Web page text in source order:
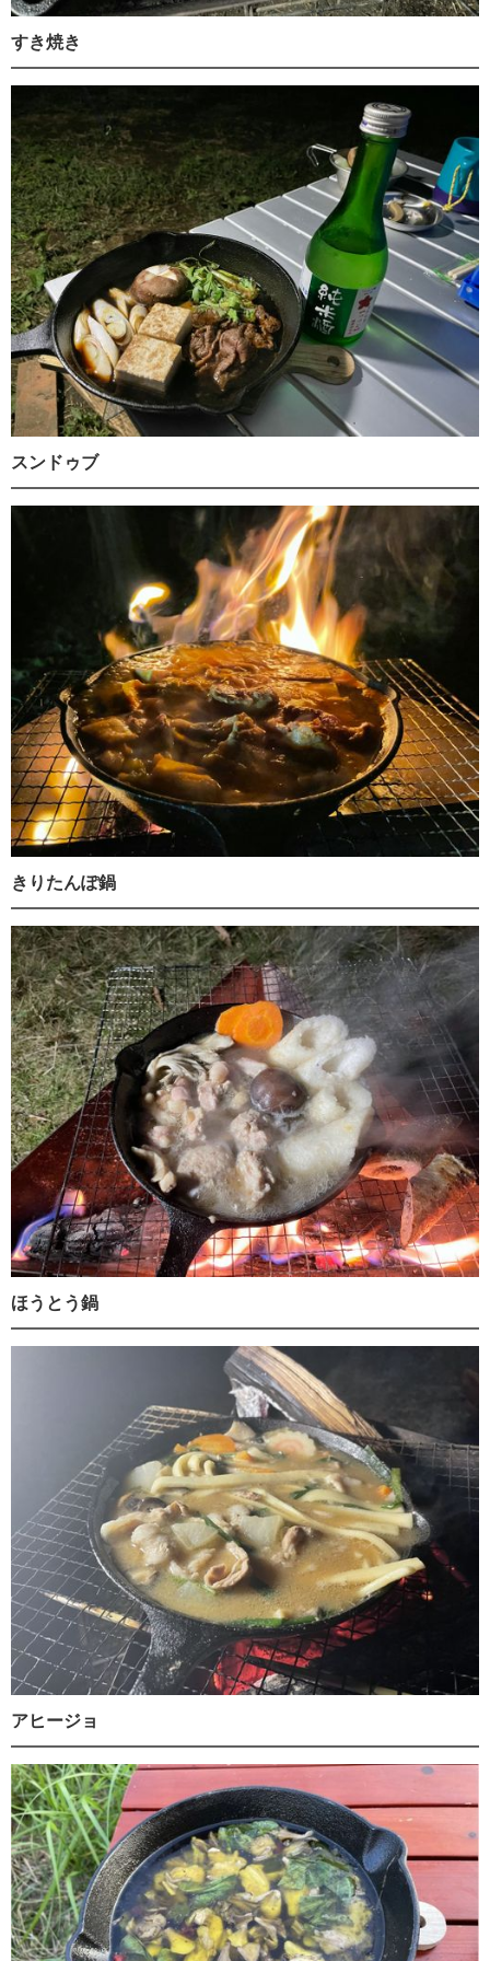
すき焼き
スンドゥブ
きりたんぽ鍋
ほうとう鍋
アヒージョ